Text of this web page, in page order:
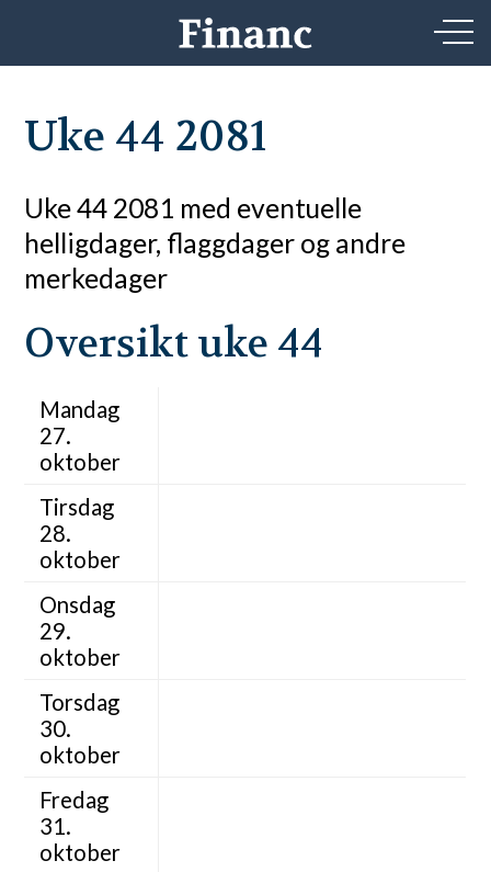
Uke 44 2081
Uke 44 2081 med eventuelle
helligdager, flaggdager og andre
merkedager
Oversikt uke 44
Mandag
27.
oktober
Tirsdag
28.
oktober
Onsdag
29.
oktober
Torsdag
30.
oktober
Fredag
31.
oktober